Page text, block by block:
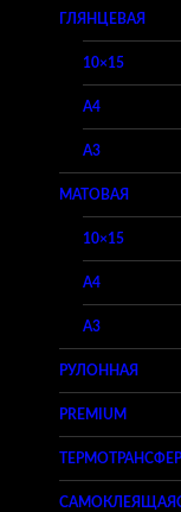
ГЛЯНЦЕВАЯ
10×15
A4
A3
МАТОВАЯ
10×15
A4
A3
РУЛОННАЯ
PREMIUM